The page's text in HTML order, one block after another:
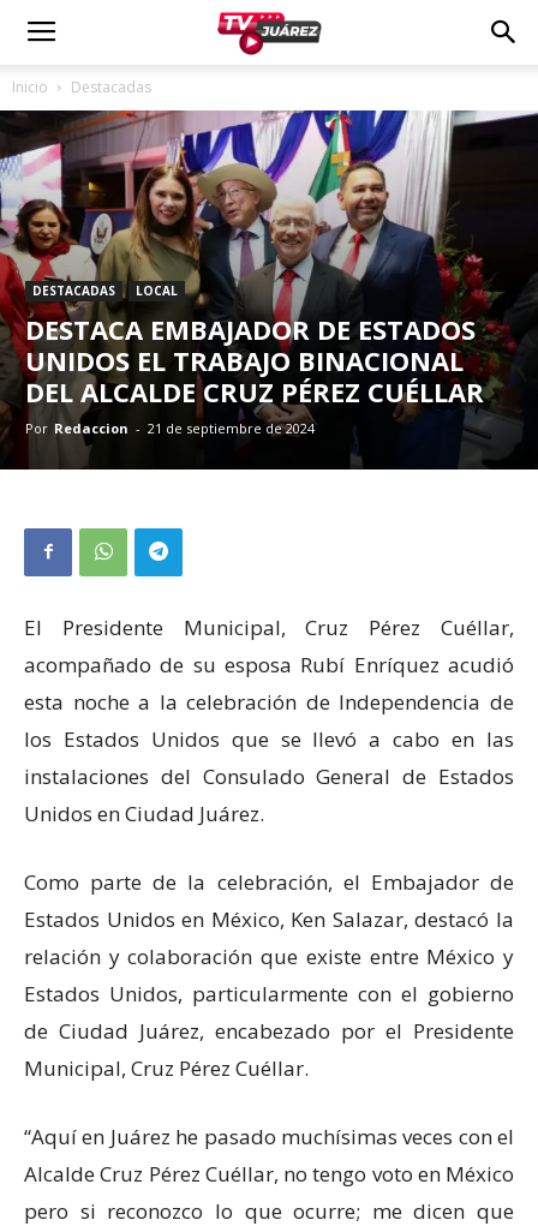
Inicio Destacadas
DESTACADAS LOCAL
DESTACA EMBAJADOR DE ESTADOS
UNIDOS EL TRABAJO BINACIONAL
DEL ALCALDE CRUZ PÉREZ CUÉLLAR
Por Redaccion - 21 de septiembre de 2024
El Presidente Municipal, Cruz Pérez Cuéllar,
acompañado de su esposa Rubí Enríquez acudió
esta noche a la celebración de Independencia de
los Estados Unidos que se llevó a cabo en las
instalaciones del Consulado General de Estados
Unidos en Ciudad Juárez.
Como parte de la celebración, el Embajador de
Estados Unidos en México, Ken Salazar, destacó la
relación y colaboración que existe entre México y
Estados Unidos, particularmente con el gobierno
de Ciudad Juárez, encabezado por el Presidente
Municipal, Cruz Pérez Cuéllar.
“Aquí en Juárez he pasado muchísimas veces con el
Alcalde Cruz Pérez Cuéllar, no tengo voto en México
pero si reconozco lo que ocurre; me dicen que